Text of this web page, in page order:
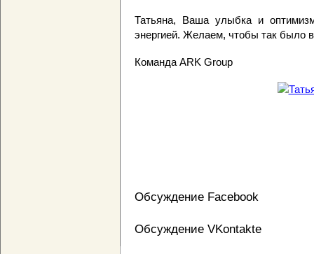
Татьяна, Ваша улыбка и
энергией. Желаем, чтобы так было
Команда ARK Group
Обсуждение Facebook
Обсуждение VKontakte